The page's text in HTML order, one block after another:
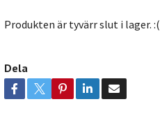
Produkten är tyvärr slut i lager. :(
Dela